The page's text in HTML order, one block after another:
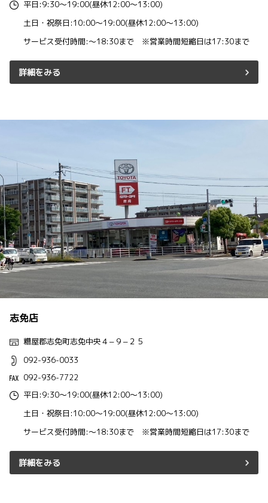
平日:9:30～19:00(昼休12:00～13:00)
土日・祝祭日:10:00～19:00(昼休12:00～13:00)
サービス受付時間:～18:30まで ※営業時間短縮日は17:30まで
詳細をみる
志免店
糟屋郡志免町志免中央４−９−２５
092-936-0033
092-936-7722
平日:9:30～19:00(昼休12:00～13:00)
土日・祝祭日:10:00～19:00(昼休12:00～13:00)
サービス受付時間:～18:30まで ※営業時間短縮日は17:30まで
詳細をみる